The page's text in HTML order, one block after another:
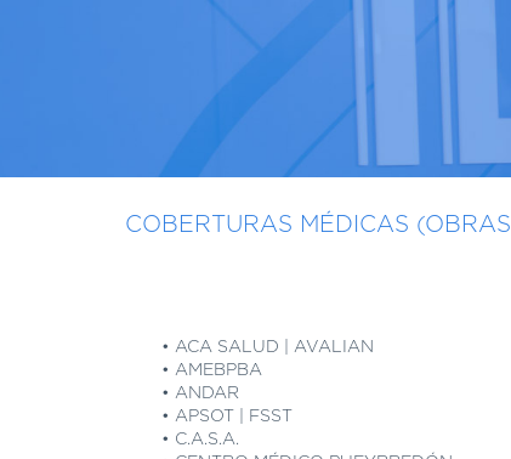
COBERTURAS MÉDICAS
• ACA SALUD | AVALIAN
• AMEBPBA
• ANDAR
• APSOT | FSST
• C.A.S.A.